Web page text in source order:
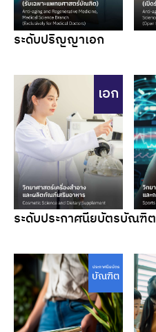
ระดับปริญญาเอก
เอก
ระดับประกาศนียบัตรบัณฑิต
ประกาศนียบัตร
บัณฑิต